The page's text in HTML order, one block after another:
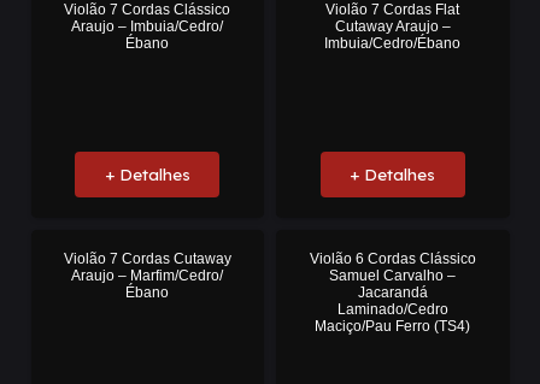
Violão 7 Cordas Clássico
Araujo – Imbuia/Cedro/
Ébano
+ Detalhes
Violão 7 Cordas Flat
Cutaway Araujo –
Imbuia/Cedro/Ébano
+ Detalhes
Violão 7 Cordas Cutaway
Araujo – Marfim/Cedro/
Ébano
Violão 6 Cordas Clássico
Samuel Carvalho –
Jacarandá
Laminado/Cedro
Maciço/Pau Ferro (TS4)